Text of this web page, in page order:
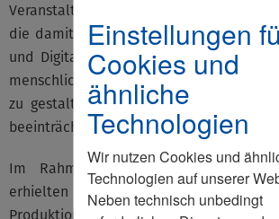
Einstellungen
Cookies und
ähnliche
Technologien
Wir nutzen Cookies und
Technologien auf unserer
Neben technisch unbedingt
Veranstaltung war der zunehmende
die damit verbundene Notwendigkeit
und Digitalisierung von
menschliche Arbeit gezielt zu
zu gestalten, ohne dabei die Qualität
beeinträchtigen.
Im Rahmen der anschließenden
erhielten die Teilnehmer einen
Produktionsabläufe am Standort, an